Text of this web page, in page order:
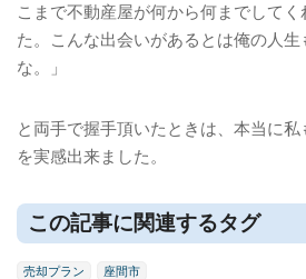
こまで不動産屋が何から何までして
た。こんな出会いがあるとは俺の人
な。」
と両手で握手頂いたときは、本当に
を実感出来ました。
この記事に関連するタグ
売却プラン 座間市